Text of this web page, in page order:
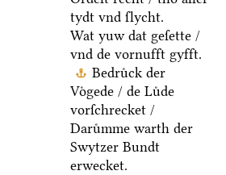
tydt vnd ſlycht.
Wat yuw dat geſette /
vnd de vornufft gyfft.
Bedruͤck der
Voͤgede / de Luͤde
vorſchrecket /
Daruͤmme warth der
Swytzer Bundt
erwecket.